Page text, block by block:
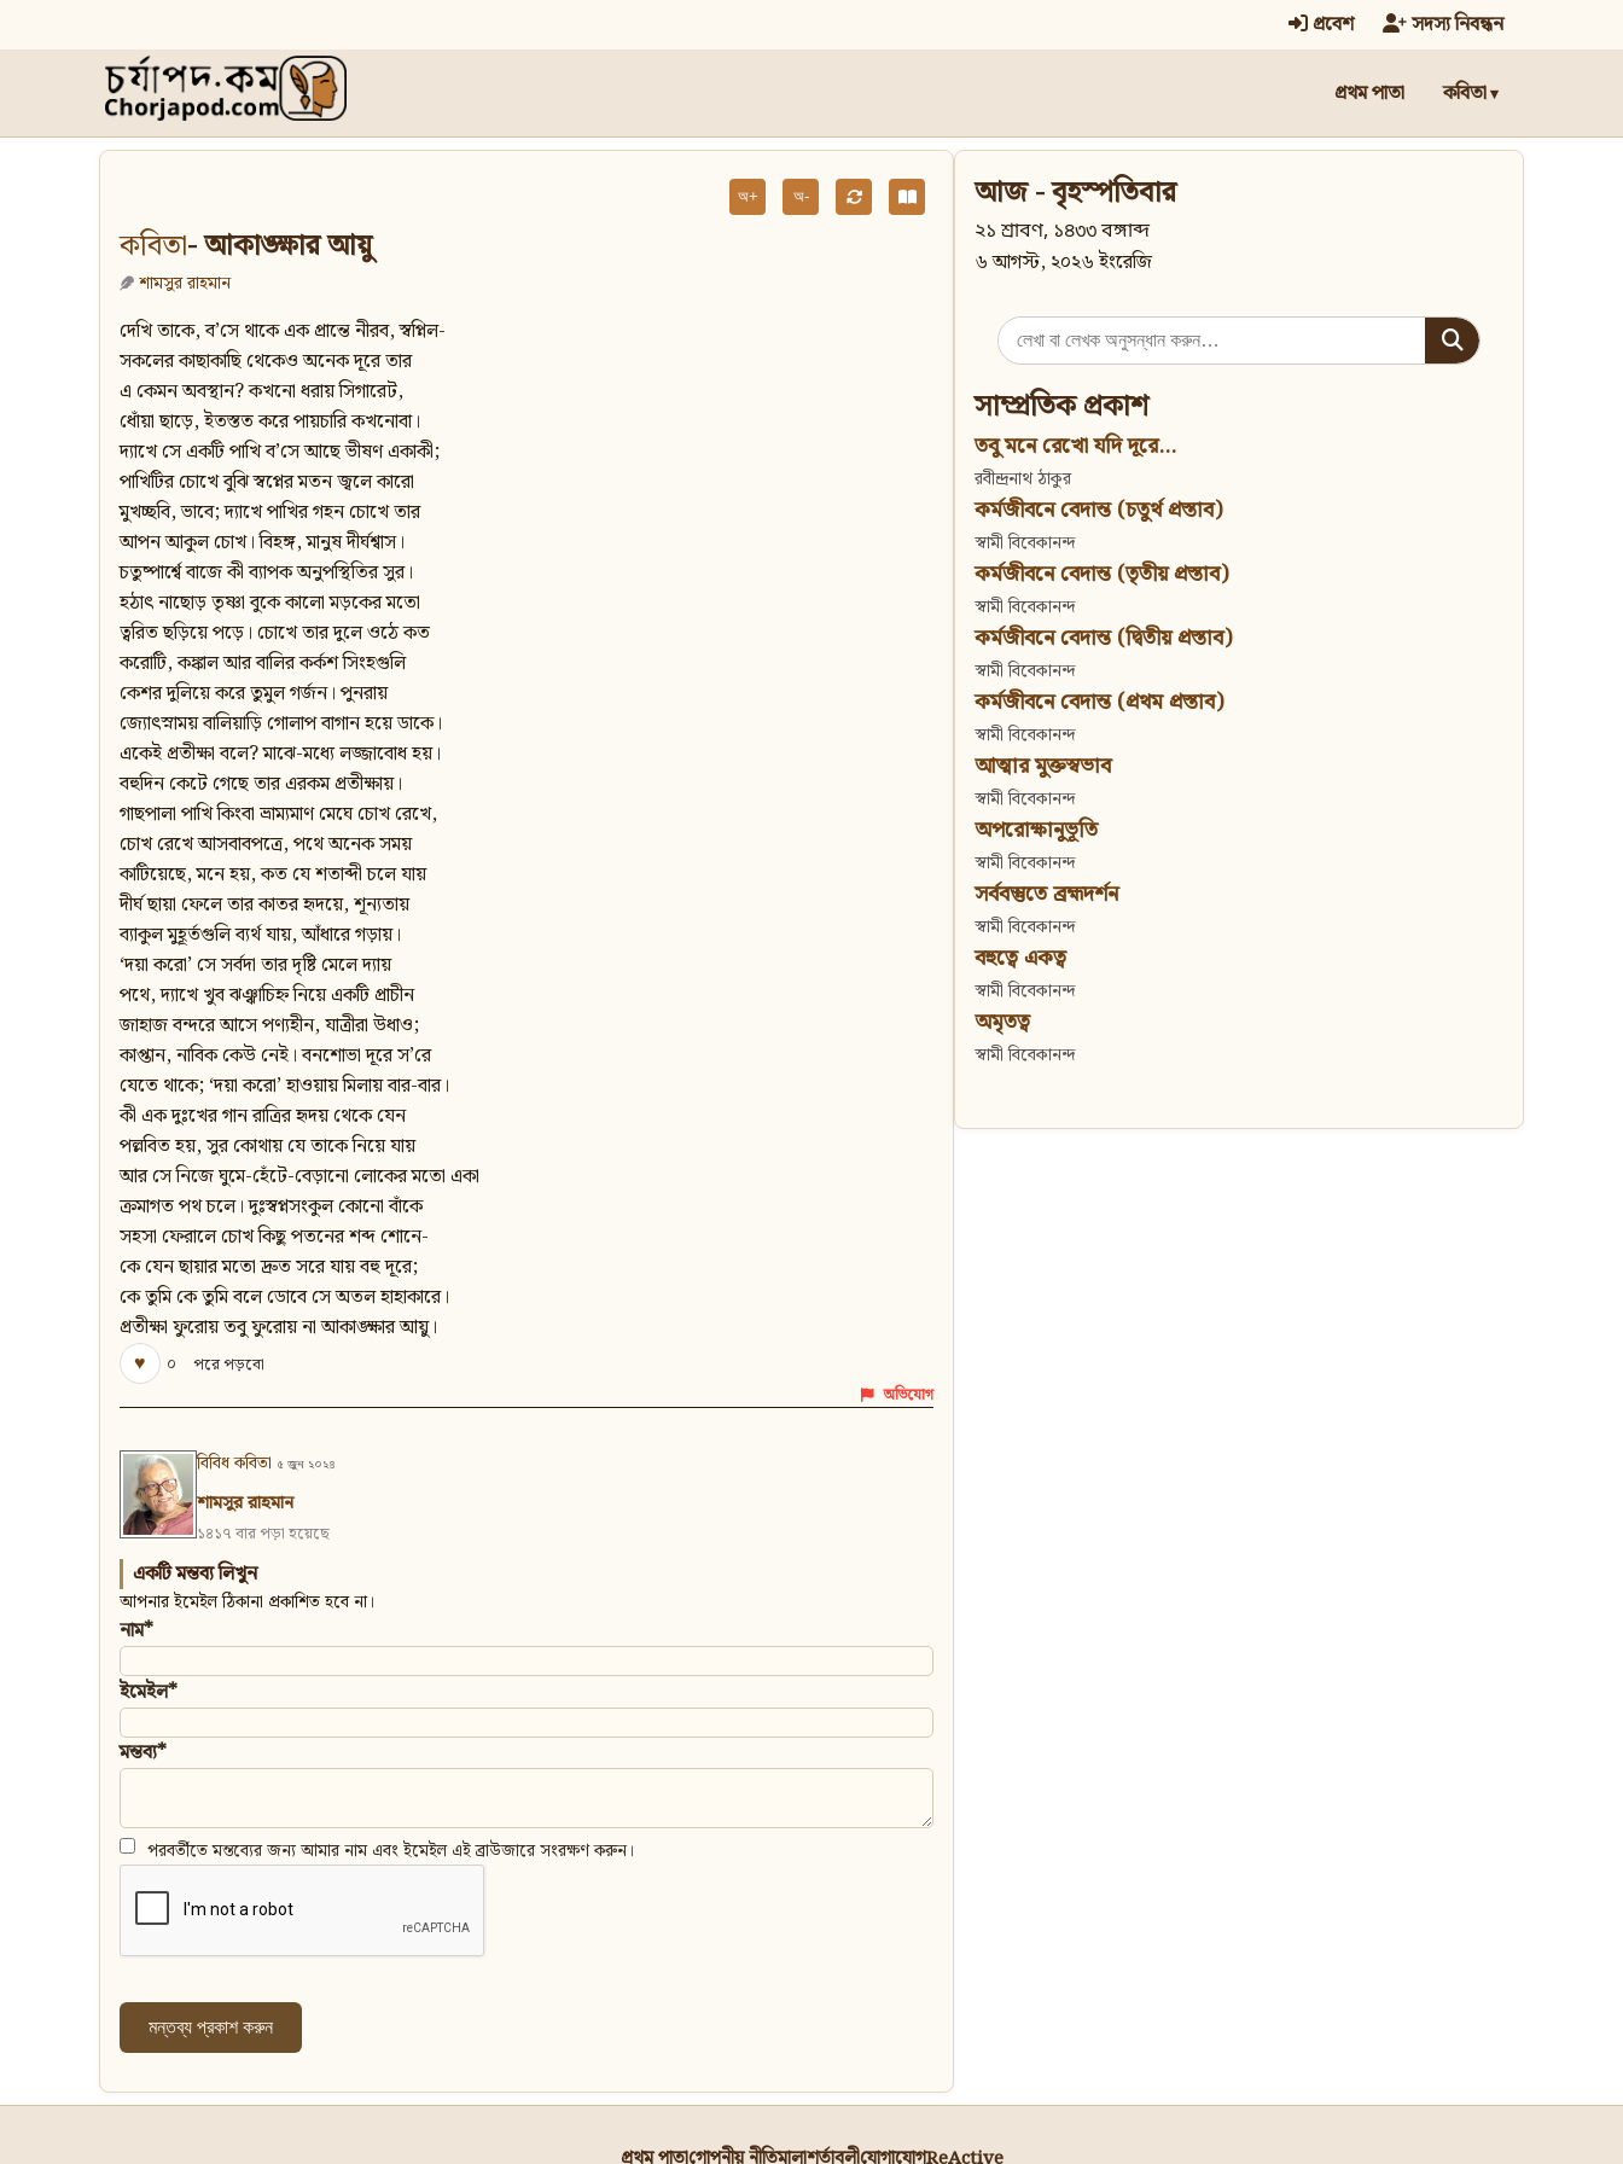
প্রবেশ সদস্য নিবন্ধন
প্রথম পাতা কবিতা
অ+ অ-
কবিতা- আকাঙ্ক্ষার আয়ু
শামসুর রাহমান
দেখি তাকে, ব’সে থাকে এক প্রান্তে নীরব, স্বপ্নিল-
সকলের কাছাকাছি থেকেও অনেক দূরে তার
এ কেমন অবস্থান? কখনো ধরায় সিগারেট,
ধোঁয়া ছাড়ে, ইতস্তত করে পায়চারি কখনোবা।
দ্যাখে সে একটি পাখি ব’সে আছে ভীষণ একাকী;
পাখিটির চোখে বুঝি স্বপ্নের মতন জ্বলে কারো
মুখচ্ছবি, ভাবে; দ্যাখে পাখির গহন চোখে তার
আপন আকুল চোখ। বিহঙ্গ, মানুষ দীর্ঘশ্বাস।
চতুষ্পার্শ্বে বাজে কী ব্যাপক অনুপস্থিতির সুর।
হঠাৎ নাছোড় তৃষ্ণা বুকে কালো মড়কের মতো
ত্বরিত ছড়িয়ে পড়ে। চোখে তার দুলে ওঠে কত
করোটি, কঙ্কাল আর বালির কর্কশ সিংহগুলি
কেশর দুলিয়ে করে তুমুল গর্জন। পুনরায়
জ্যোৎস্নাময় বালিয়াড়ি গোলাপ বাগান হয়ে ডাকে।
একেই প্রতীক্ষা বলে? মাঝে-মধ্যে লজ্জাবোধ হয়।
বহুদিন কেটে গেছে তার এরকম প্রতীক্ষায়।
গাছপালা পাখি কিংবা ভ্রাম্যমাণ মেঘে চোখ রেখে,
চোখ রেখে আসবাবপত্রে, পথে অনেক সময়
কাটিয়েছে, মনে হয়, কত যে শতাব্দী চলে যায়
দীর্ঘ ছায়া ফেলে তার কাতর হৃদয়ে, শূন্যতায়
ব্যাকুল মুহূর্তগুলি ব্যর্থ যায়, আঁধারে গড়ায়।
‘দয়া করো’ সে সর্বদা তার দৃষ্টি মেলে দ্যায়
পথে, দ্যাখে খুব ঝঞ্ঝাচিহ্ন নিয়ে একটি প্রাচীন
জাহাজ বন্দরে আসে পণ্যহীন, যাত্রীরা উধাও;
কাপ্তান, নাবিক কেউ নেই। বনশোভা দূরে স’রে
যেতে থাকে; ‘দয়া করো’ হাওয়ায় মিলায় বার-বার।
কী এক দুঃখের গান রাত্রির হৃদয় থেকে যেন
পল্লবিত হয়, সুর কোথায় যে তাকে নিয়ে যায়
আর সে নিজে ঘুমে-হেঁটে-বেড়ানো লোকের মতো একা
ক্রমাগত পথ চলে। দুঃস্বপ্নসংকুল কোনো বাঁকে
সহসা ফেরালে চোখ কিছু পতনের শব্দ শোনে-
কে যেন ছায়ার মতো দ্রুত সরে যায় বহু দূরে;
কে তুমি কে তুমি বলে ডোবে সে অতল হাহাকারে।
প্রতীক্ষা ফুরোয় তবু ফুরোয় না আকাঙ্ক্ষার আয়ু।
♥
০ পরে পড়বো
অভিযোগ
বিবিধ কবিতা ৫ জুন ২০২৪
শামসুর রাহমান
১৪১৭ বার পড়া হয়েছে
একটি মন্তব্য লিখুন
আপনার ইমেইল ঠিকানা প্রকাশিত হবে না।
নাম*
ইমেইল*
মন্তব্য*
পরবর্তীতে মন্তব্যের জন্য আমার নাম এবং ইমেইল এই ব্রাউজারে সংরক্ষণ করুন।
আজ - বৃহস্পতিবার
২১ শ্রাবণ, ১৪৩৩ বঙ্গাব্দ
৬ আগস্ট, ২০২৬ ইংরেজি
Search
for:
সাম্প্রতিক প্রকাশ
তবু মনে রেখো যদি দূরে...
রবীন্দ্রনাথ ঠাকুর
কর্মজীবনে বেদান্ত (চতুর্থ প্রস্তাব)
স্বামী বিবেকানন্দ
কর্মজীবনে বেদান্ত (তৃতীয় প্রস্তাব)
স্বামী বিবেকানন্দ
কর্মজীবনে বেদান্ত (দ্বিতীয় প্রস্তাব)
স্বামী বিবেকানন্দ
কর্মজীবনে বেদান্ত (প্রথম প্রস্তাব)
স্বামী বিবেকানন্দ
আত্মার মুক্তস্বভাব
স্বামী বিবেকানন্দ
অপরোক্ষানুভূতি
স্বামী বিবেকানন্দ
সর্ববস্তুতে ব্রহ্মদর্শন
স্বামী বিবেকানন্দ
বহুত্বে একত্ব
স্বামী বিবেকানন্দ
অমৃতত্ব
স্বামী বিবেকানন্দ